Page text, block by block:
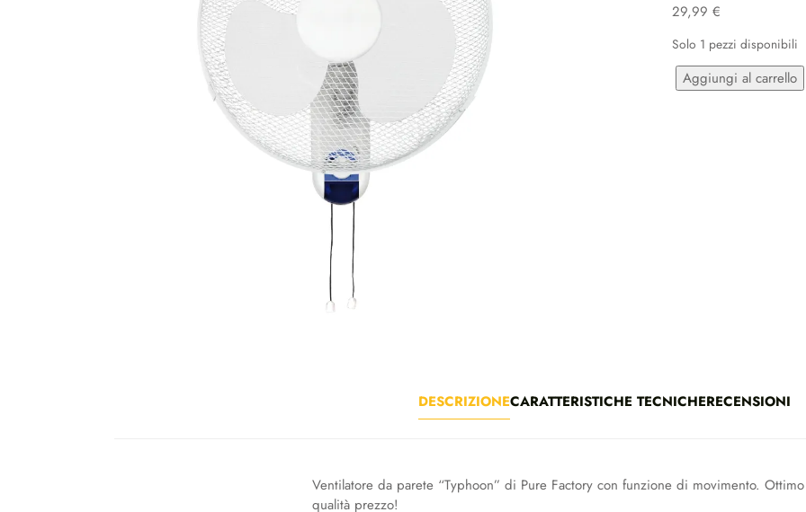
29,99 €
Solo 1 pezzi disponibili
VENTILATORE
DA
Aggiungi al carrello
ALTERNATIVE:
DESCRIZIONECARATTERISTICHE TECNICHERECENSIONI
Ventilatore da parete “Typhoon” di Pure Factory con funzione di movimento.
qualità prezzo!